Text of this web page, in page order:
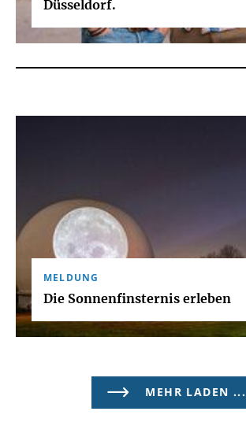
Düsseldorf.
MELDUNG
Die Sonnenfinsternis erleben
MEHR LADEN ...